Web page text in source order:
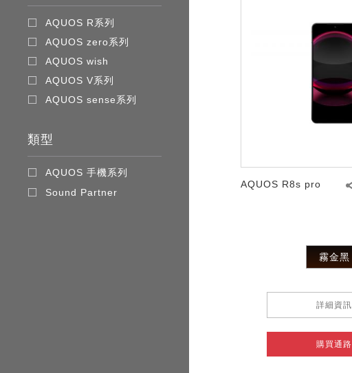
AQUOS R系列
AQUOS zero系列
AQUOS wish
AQUOS V系列
AQUOS sense系列
類型
AQUOS 手機系列
Sound Partner
AQUOS R8s pro
霧金黑
詳細資訊
購買通路